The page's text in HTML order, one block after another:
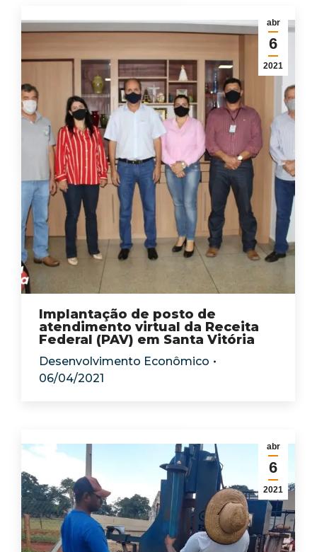
abr
6
2021
Implantação de posto de
atendimento virtual da Receita
Federal (PAV) em Santa Vitória
Desenvolvimento Econômico
06/04/2021
abr
6
2021